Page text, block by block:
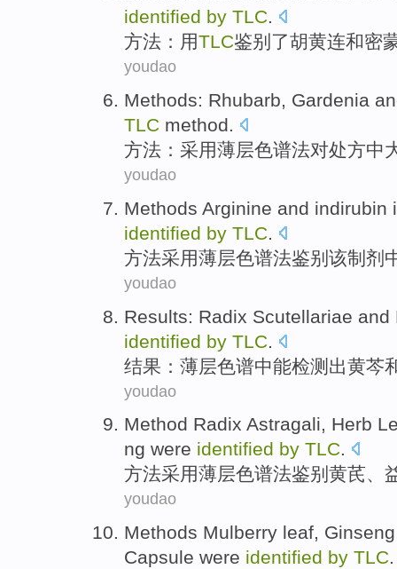
identified by TLC.
方法 ： 用TLC鉴别了胡黄连和密
youdao
Methods: Rhubarb, Gardenia
TLC method.
方法 ： 采用薄层色谱法对处方中
youdao
Methods Arginine and indirubin
identified by TLC.
方法采用薄层色谱法鉴别 该制剂
youdao
Results: Radix Scutellariae and
identified by TLC
结果 ：薄层色谱中能检测出黄芩
youdao
Method Radix Astragali, Herb
ng were identified by TLC.
方法采用薄层色谱法鉴别 黄芪、
youdao
Methods Mulberry leaf, Ginseng
Capsule were identified by TLC.